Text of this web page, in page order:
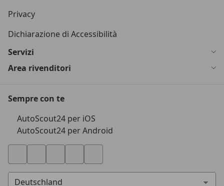
Privacy
Dichiarazione di Accessibilità
Servizi
Area rivenditori
Sempre con te
AutoScout24 per iOS
AutoScout24 per Android